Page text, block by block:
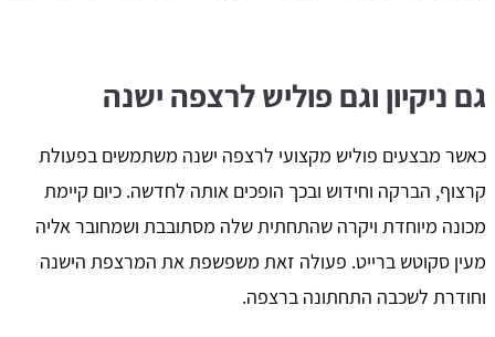
גם ניקיון וגם פוליש לרצפה ישנה
כאשר מבצעים פוליש מקצועי לרצפה ישנה משתמשים בפעולת
קרצוף, הברקה וחידוש ובכך הופכים אותה לחדשה. כיום קיימת
מכונה מיוחדת ויקרה שהתחתית שלה מסתובבת ושמחובר אליה
מעין סקוטש ברייט. פעולה זאת משפשפת את המרצפת הישנה
וחודרת לשכבה התחתונה ברצפה.